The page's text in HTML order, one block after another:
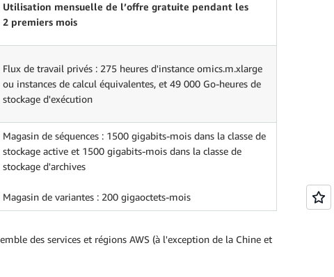
Utilisation mensuelle de l’offre gratuite pendant les
2 premiers mois
Flux de travail privés : 275 heures d'instance omics.m.xlarge
ou instances de calcul équivalentes, et 49 000 Go-heures de
stockage d'exécution
Magasin de séquences : 1500 gigabits-mois dans la classe de
stockage active et 1500 gigabits-mois dans la classe de
stockage d'archives
Magasin de variantes : 200 gigaoctets-mois
des services et régions AWS (à l'exception de la Chine et